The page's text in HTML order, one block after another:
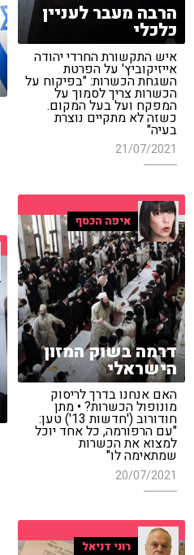
הרבה מעבר לעניין
כלכלי
איש התקשורת החרדי יהודה
אייזיקוביץ' על הפרטת
השגחת הכשרות: "בפיקוח על
הכשרות צריך לסמוך על
המפקח ועל בעל המקום.
כשזה לא מתקיים נוצרת
בעיה"
21/07/2021
איפה הכסף
דרמה בשוק המזון
הישראלי
האם אנחנו בדרך לריסוק
מונופול הכשרות? • מתן
חודורוב ('חדשות 13') טען:
"עם הרפורמה, כל אחד יוכל
למצוא את הכשרות
שמתאימה לו"
20/07/2021
רוני דניאל